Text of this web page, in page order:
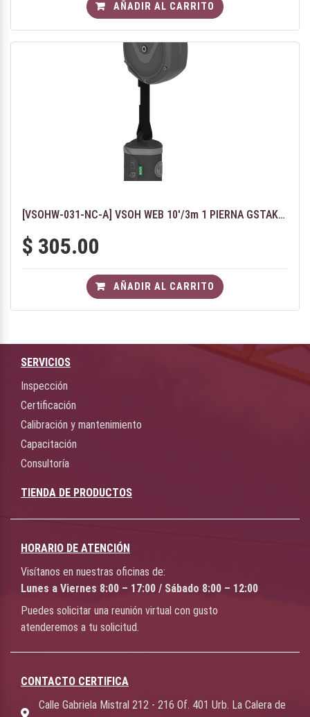
AÑADIR AL CARRITO
[VSOHW-031-NC-A] VSOH WEB 10'/3m 1 PIERNA GSTAK/ALTAKS-AO
$ 305.00
AÑADIR AL CARRITO
SERVICIOS
Inspección
Certificación
Calibración y mantenimiento
Capacitación
Consultoría
TIENDA DE PRODUCTOS
HORARIO DE ATENCIÓN
Visítanos en nuestras oficinas de:
Lunes a Viernes 8:00 – 17:00 / Sábado 8:00 – 12:00
Puedes solicitar una reunión virtual con gusto
atenderemos a tu solicitud.
CONTACTO CERTIFICA
Calle Gabriela Mistral 212 - 216 Of. 401 Urb. La Calera de